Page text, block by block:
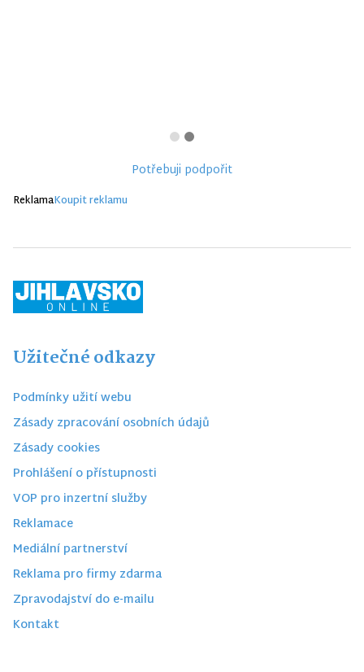
Potřebuji podpořit
ReklamaKoupit reklamu
Užitečné odkazy
Podmínky užití webu
Zásady zpracování osobních údajů
Zásady cookies
Prohlášení o přístupnosti
VOP pro inzertní služby
Reklamace
Mediální partnerství
Reklama pro firmy zdarma
Zpravodajství do e-mailu
Kontakt